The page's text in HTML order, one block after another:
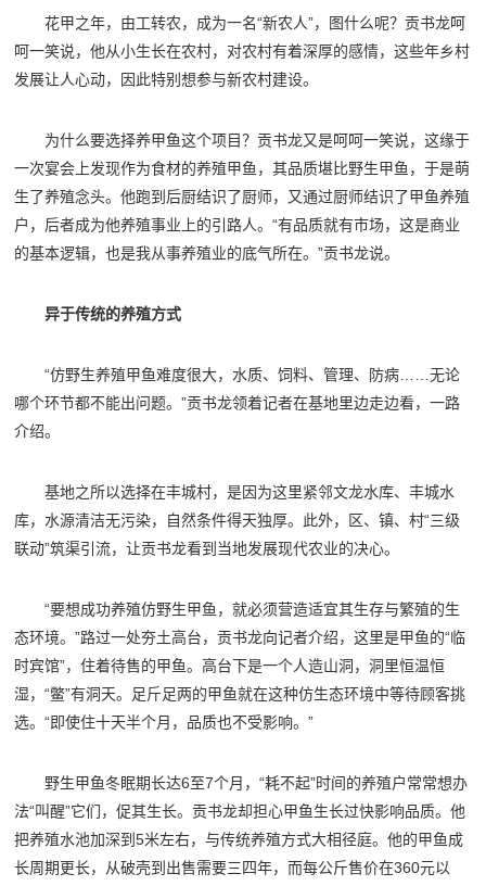
花甲之年，由工转农，成为一名“新农人”，图什么呢？贡书龙呵
呵一笑说，他从小生长在农村，对农村有着深厚的感情，这些年乡村
发展让人心动，因此特别想参与新农村建设。
为什么要选择养甲鱼这个项目？贡书龙又是呵呵一笑说，这缘于
一次宴会上发现作为食材的养殖甲鱼，其品质堪比野生甲鱼，于是萌
生了养殖念头。他跑到后厨结识了厨师，又通过厨师结识了甲鱼养殖
户，后者成为他养殖事业上的引路人。“有品质就有市场，这是商业
的基本逻辑，也是我从事养殖业的底气所在。”贡书龙说。
异于传统的养殖方式
“仿野生养殖甲鱼难度很大，水质、饲料、管理、防病……无论
哪个环节都不能出问题。”贡书龙领着记者在基地里边走边看，一路
介绍。
基地之所以选择在丰城村，是因为这里紧邻文龙水库、丰城水
库，水源清洁无污染，自然条件得天独厚。此外，区、镇、村“三级
联动”筑渠引流，让贡书龙看到当地发展现代农业的决心。
“要想成功养殖仿野生甲鱼，就必须营造适宜其生存与繁殖的生
态环境。”路过一处夯土高台，贡书龙向记者介绍，这里是甲鱼的“临
时宾馆”，住着待售的甲鱼。高台下是一个人造山洞，洞里恒温恒
湿，“鳖”有洞天。足斤足两的甲鱼就在这种仿生态环境中等待顾客挑
选。“即使住十天半个月，品质也不受影响。”
野生甲鱼冬眠期长达6至7个月，“耗不起”时间的养殖户常常想办
法“叫醒”它们，促其生长。贡书龙却担心甲鱼生长过快影响品质。他
把养殖水池加深到5米左右，与传统养殖方式大相径庭。他的甲鱼成
长周期更长，从破壳到出售需要三四年，而每公斤售价在360元以